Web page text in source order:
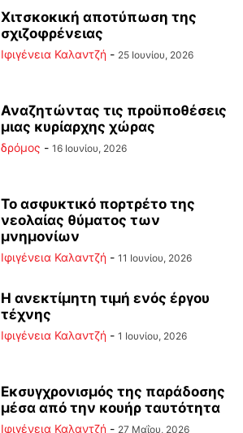
Χιτσκοκική αποτύπωση της
σχιζοφρένειας
Ιφιγένεια Καλαντζή - 25 Ιουνίου, 2026
Αναζητώντας τις προϋποθέσεις
μιας κυρίαρχης χώρας
δρόμος - 16 Ιουνίου, 2026
Το ασφυκτικό πορτρέτο της
νεολαίας θύματος των
μνημονίων
Ιφιγένεια Καλαντζή - 11 Ιουνίου, 2026
Η ανεκτίμητη τιμή ενός έργου
τέχνης
Ιφιγένεια Καλαντζή - 1 Ιουνίου, 2026
Εκσυγχρονισμός της παράδοσης
μέσα από την κουήρ ταυτότητα
Ιφιγένεια Καλαντζή - 27 Μαΐου, 2026